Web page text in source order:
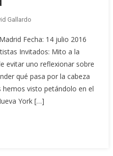
Gallardo
Fecha: 14 julio 2016
Invitados: Mito a la
evitar uno reflexionar sobre
qué pasa por la cabeza
visto petándolo en el
York […]